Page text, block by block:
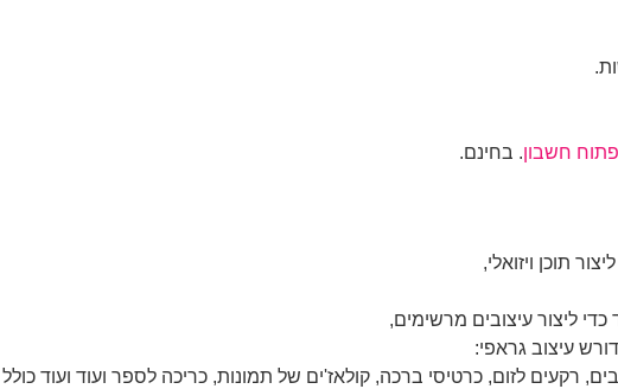
חשבון. בחינם.
תוכן ויזואלי,
ליצור עיצובים מרשימים,
עיצוב גראפי:
רקעים לזום, כרטיסי ברכה, קולאז'ים של תמונות, כריכה לספר ועוד ועוד כולל